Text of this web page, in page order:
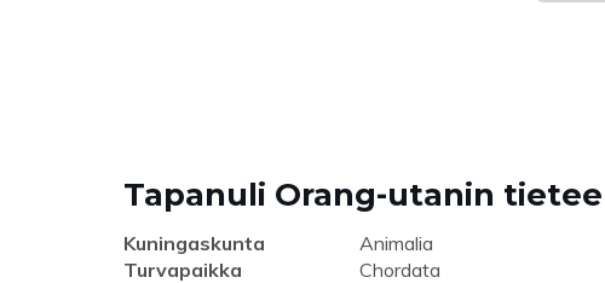
Tapanuli Orang-utanin
Kuningaskunta
Animalia
Turvapaikka
Chordata